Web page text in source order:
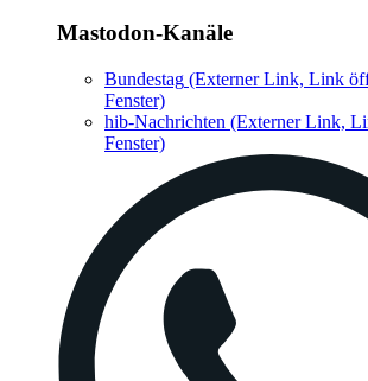
Mastodon-Kanäle
Bundestag (Externer Link, Link
Fenster)
hib-Nachrichten (Externer Link,
Fenster)